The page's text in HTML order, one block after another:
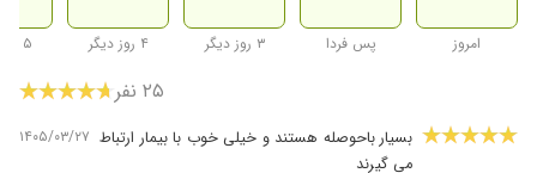
امروز پس فردا ۳ روز دیگر ۴ روز دیگر ۵ روز دیگر
۲۵ نفر
بسیار باحوصله هستند و خیلی خوب با بیمار ارتباط
می گیرند
۱۴۰۵/۰۳/۲۷